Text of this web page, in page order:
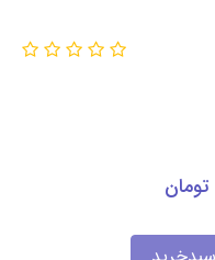
تومان